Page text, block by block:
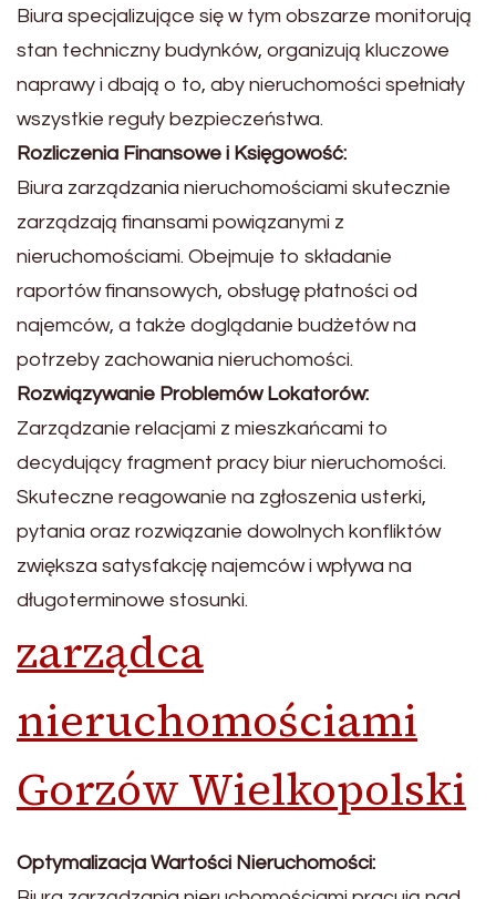
Biura specjalizujące się w tym obszarze monitorują
stan techniczny budynków, organizują kluczowe
naprawy i dbają o to, aby nieruchomości spełniały
wszystkie reguły bezpieczeństwa.
Rozliczenia Finansowe i Księgowość:
Biura zarządzania nieruchomościami skutecznie
zarządzają finansami powiązanymi z
nieruchomościami. Obejmuje to składanie
raportów finansowych, obsługę płatności od
najemców, a także doglądanie budżetów na
potrzeby zachowania nieruchomości.
Rozwiązywanie Problemów Lokatorów:
Zarządzanie relacjami z mieszkańcami to
decydujący fragment pracy biur nieruchomości.
Skuteczne reagowanie na zgłoszenia usterki,
pytania oraz rozwiązanie dowolnych konfliktów
zwiększa satysfakcję najemców i wpływa na
długoterminowe stosunki.
zarządca
nieruchomościami
Gorzów Wielkopolski
Optymalizacja Wartości Nieruchomości: